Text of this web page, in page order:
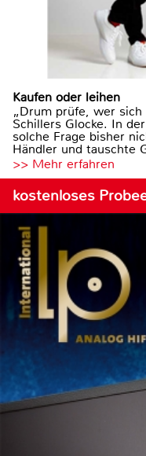
Kaufen oder leihen
„Drum prüfe, wer
Schillers Glocke. In
solche Frage bisher
Händler und tauschte
>> Mehr erfahren
kostenloses